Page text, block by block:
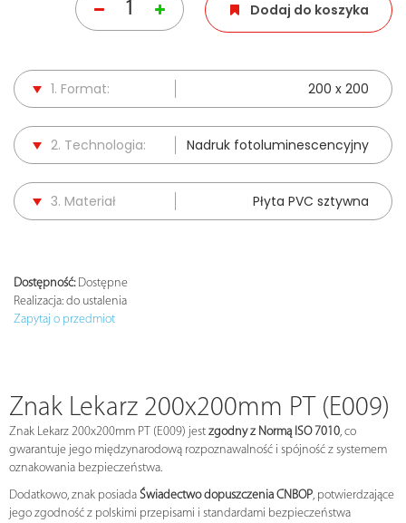
Dodaj do koszyka
1. Format: 200 x 200
2. Technologia: Nadruk fotoluminescencyjny
3. Materiał Płyta PVC sztywna
Dostępność:Dostępne
Realizacja: do ustalenia
Zapytaj o przedmiot
Znak Lekarz 200x200mm PT (E009)
Znak Lekarz 200x200mm PT (E009) jest zgodny z Normą ISO 7010, co
gwarantuje jego międzynarodową rozpoznawalność i spójność z systemem
oznakowania bezpieczeństwa.
Dodatkowo, znak posiada Świadectwo dopuszczenia CNBOP, potwierdzające
jego zgodność z polskimi przepisami i standardami bezpieczeństwa